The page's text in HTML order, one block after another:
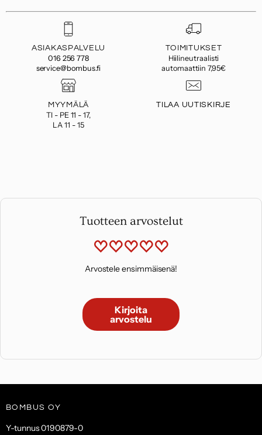
ASIAKASPALVELU
016 256 778
service@bombus.fi
TOIMITUKSET
Hiilineutraalisti
automaattiin 7,95€
MYYMÄLÄ
TI - PE 11 - 17,
LA 11 - 15
TILAA UUTISKIRJE
Tuotteen arvostelut
Arvostele ensimmäisenä!
Kirjoita
arvostelu
BOMBUS OY
Y-tunnus 0190879-0